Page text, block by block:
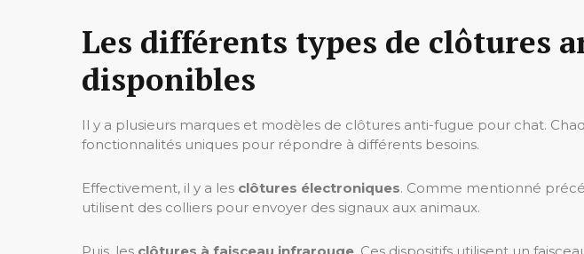
Les différents types de clôtures
disponibles
Il y a plusieurs marques et modèles de clôtures anti-fugue pour chat.
fonctionnalités uniques pour répondre à différents besoins.
Effectivement, il y a les clôtures électroniques. Comme mentionné
utilisent des colliers pour envoyer des signaux aux animaux.